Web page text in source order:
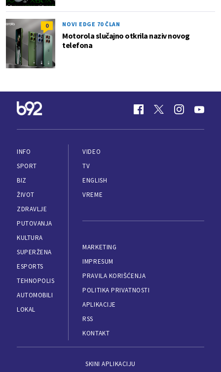
0 NOVI EDGE 70 ČLAN
Motorola slučajno otkrila naziv novog
telefona
INFO
SPORT
BIZ
ŽIVOT
ZDRAVLJE
PUTOVANJA
KULTURA
SUPERŽENA
ESPORTS
TEHNOPOLIS
AUTOMOBILI
LOKAL
VIDEO
TV
ENGLISH
VREME
MARKETING
IMPRESUM
PRAVILA KORIŠĆENJA
POLITIKA PRIVATNOSTI
APLIKACIJE
RSS
KONTAKT
SKINI APLIKACIJU